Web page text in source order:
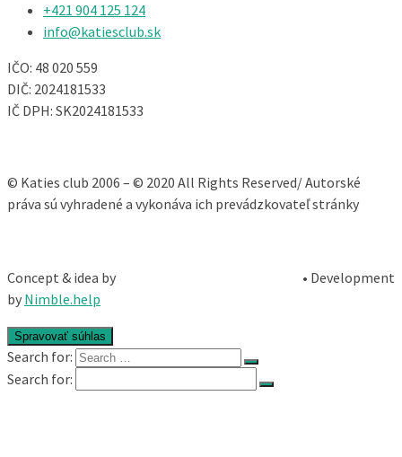
+421 904 125 124​
info@katiesclub.sk
IČO: 48 020 559
DIČ: 2024181533
IČ DPH: SK2024181533
© Katies club 2006 – © 2020 All Rights Reserved/ Autorské
práva sú vyhradené a vykonáva ich prevádzkovateľ stránky
Concept & idea by
• Development
by Nimble.help
Spravovať súhlas
Search for:
Search for: